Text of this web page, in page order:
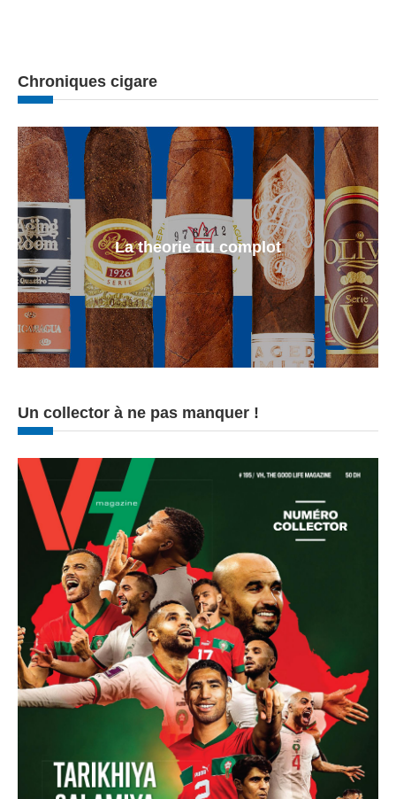
Chroniques cigare
La theorie du complot
Un collector à ne pas manquer !